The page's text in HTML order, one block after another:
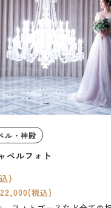
ル・神殿
ペルフォト
)
税込)